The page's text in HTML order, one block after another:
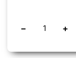
− +